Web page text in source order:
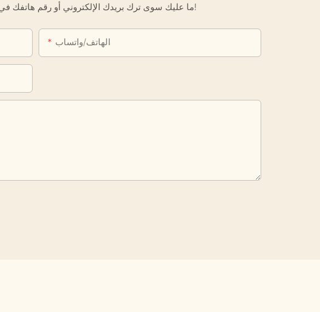
ما عليك سوى ترك بريدك الإلكتروني أو رقم هاتفك في نموذج الاتصال حتى نتمكن من إرسال عرض أسعار مجاني لك لمجموعة واسعة من التصاميم لدينا!
الهاتف/واتساب